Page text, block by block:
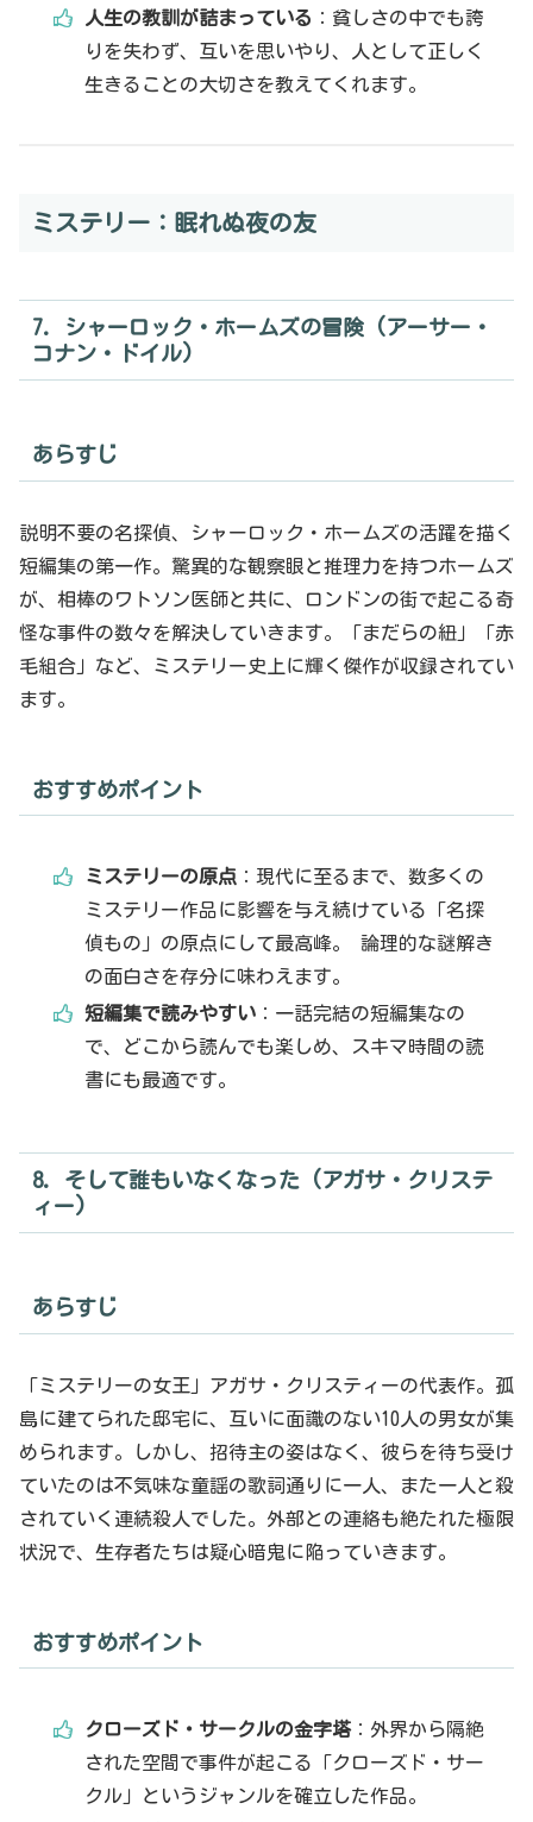
人生の教訓が詰まっている ：貧しさの中でも誇
りを失わず、互いを思いやり、人として正しく
生きることの大切さを教えてくれます。
ミステリー：眠れぬ夜の友
7. シャーロック・ホームズの冒険 (アーサー・
コナン・ドイル)
あらすじ
説明不要の名探偵、シャーロック・ホームズの活躍を描く
短編集の第一作。驚異的な観察眼と推理力を持つホームズ
が、相棒のワトソン医師と共に、ロンドンの街で起こる奇
怪な事件の数々を解決していきます。「まだらの紐」「赤
毛組合」など、ミステリー史上に輝く傑作が収録されてい
ます。
おすすめポイント
ミステリーの原点 ：現代に至るまで、数多くの
ミステリー作品に影響を与え続けている「名探
偵もの」の原点にして最高峰。 論理的な謎解き
の面白さを存分に味わえます。
短編集で読みやすい：一話完結の短編集なの
で、どこから読んでも楽しめ、スキマ時間の読
書にも最適です。
8. そして誰もいなくなった (アガサ・クリステ
ィー)
あらすじ
「ミステリーの女王」アガサ・クリスティーの代表作。孤
島に建てられた邸宅に、互いに面識のない10人の男女が集
められます。しかし、招待主の姿はなく、彼らを待ち受け
ていたのは不気味な童謡の歌詞通りに一人、また一人と殺
されていく連続殺人でした。外部との連絡も絶たれた極限
状況で、生存者たちは疑心暗鬼に陥っていきます。
おすすめポイント
クローズド・サークルの金字塔：外界から隔絶
された空間で事件が起こる「クローズド・サー
クル」というジャンルを確立した作品。